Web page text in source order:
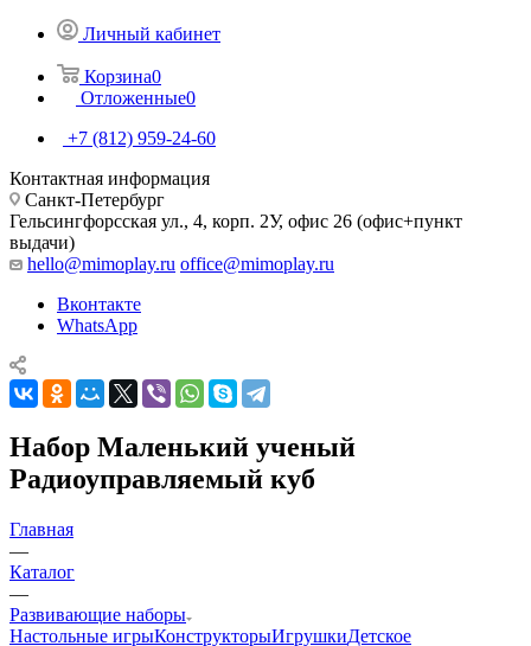
Личный кабинет
Корзина0
Отложенные0
+7 (812) 959-24-60
Контактная информация
Санкт-Петербург
Гельсингфорсская ул., 4, корп. 2У, офис 26 (офис+пункт
выдачи)
hello@mimoplay.ru office@mimoplay.ru
Вконтакте
WhatsApp
Набор Маленький ученый
Радиоуправляемый куб
Главная
—
Каталог
—
Развивающие наборы
Настольные игрыКонструкторыИгрушкиДетское